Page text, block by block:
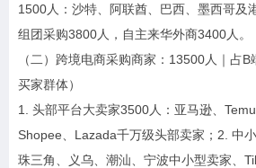
1500人：沙特、阿联酋、巴西、墨西哥及
组团采购3800人，自主来华外商3400人。
（二）跨境电商采购商家：13500人｜占
买家群体）
1. 头部平台大卖家3500人：亚马逊、Temu
Shopee、Lazada千万级头部卖家；2. 中
珠三角、义乌、潮汕、宁波中小型卖家、